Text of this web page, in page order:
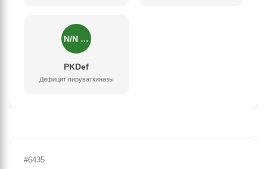
N/N …
PKDef
Дефицит пируваткиназы
#6435